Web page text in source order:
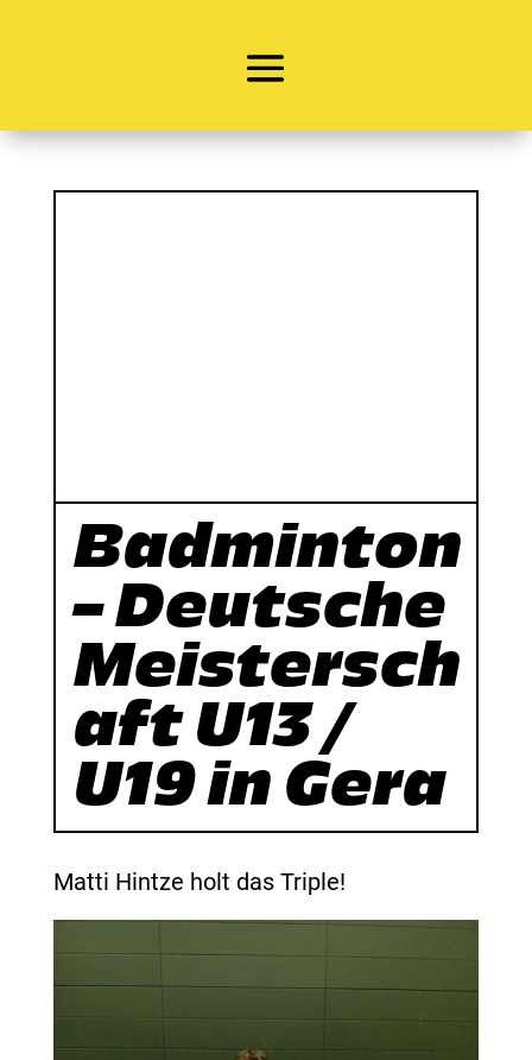
Badminton
– Deutsche
Meistersch
aft U13 /
U19 in Gera
Matti Hintze holt das Triple!